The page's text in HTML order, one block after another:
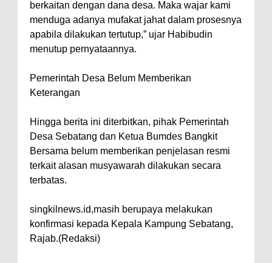
berkaitan dengan dana desa. Maka wajar kami
menduga adanya mufakat jahat dalam prosesnya
apabila dilakukan tertutup,” ujar Habibudin
menutup pernyataannya.
Pemerintah Desa Belum Memberikan
Keterangan
Hingga berita ini diterbitkan, pihak Pemerintah
Desa Sebatang dan Ketua Bumdes Bangkit
Bersama belum memberikan penjelasan resmi
terkait alasan musyawarah dilakukan secara
terbatas.
singkilnews.id,masih berupaya melakukan
konfirmasi kepada Kepala Kampung Sebatang,
Rajab.(Redaksi)